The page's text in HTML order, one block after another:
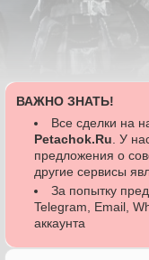
ВАЖНО ЗНАТЬ!
Все сделки на
Petachok.Ru . У
предложения о
другие сервисы
За попытку
Telegram, Email,
аккаунта